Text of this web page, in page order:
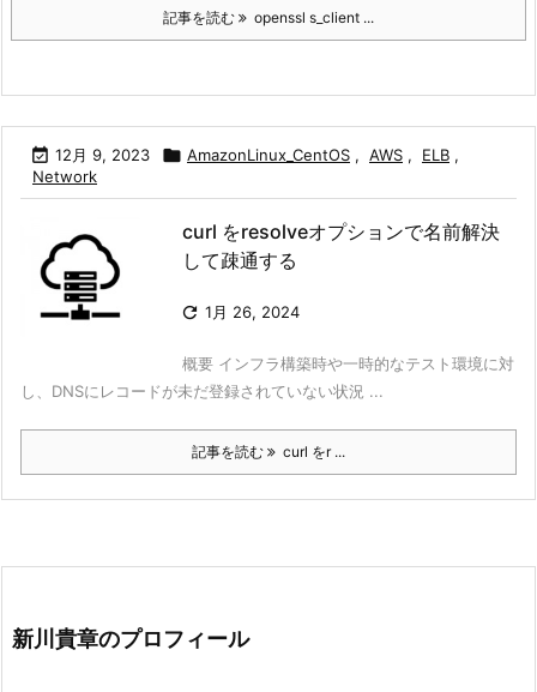
記事を読む openssl s_client ...
 12月 9, 2023  AmazonLinux_CentOS , AWS , ELB ,
Network
curl をresolveオプションで名前解決
して疎通する
 1月 26, 2024
概要 インフラ構築時や一時的なテスト環境に対
し、DNSにレコードが未だ登録されていない状況 ...
記事を読む curl をr ...
新川貴章のプロフィール